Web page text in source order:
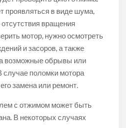
проявляться в виде шума,
вращения
мотор, нужно осмотреть
и засоров, а также
возможные обрывы или
случае поломки мотора
замена или ремонт.
с отжимом может быть
В некоторых случаях